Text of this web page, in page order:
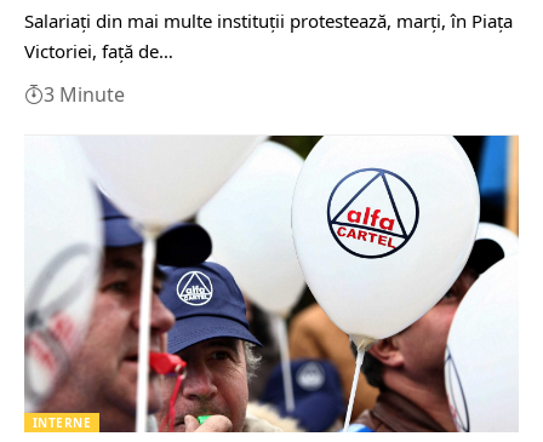
Salariaţi din mai multe instituţii protestează, marţi, în Piaţa
Victoriei, faţă de…
3 Minute
INTERNE